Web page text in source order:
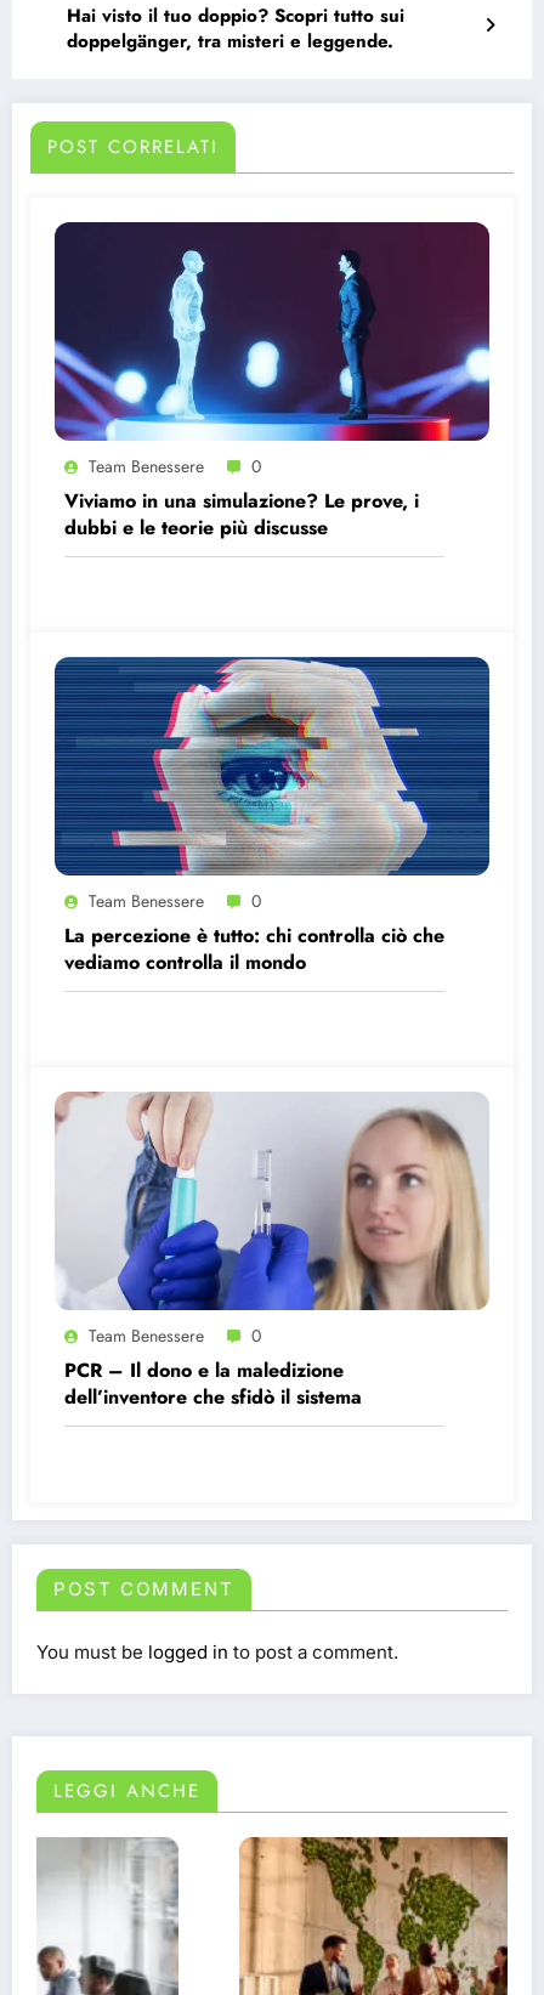
Hai visto il tuo doppio? Scopri tutto sui
doppelgänger, tra misteri e leggende.
POST CORRELATI
Team Benessere 0
Viviamo in una simulazione? Le prove, i
dubbi e le teorie più discusse
Team Benessere 0
La percezione è tutto: chi controlla ciò che
vediamo controlla il mondo
Team Benessere 0
PCR – Il dono e la maledizione
dell’inventore che sfidò il sistema
POST COMMENT
You must be logged in to post a comment.
LEGGI ANCHE